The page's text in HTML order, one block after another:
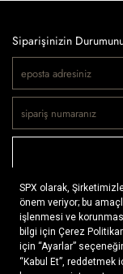
Siparişinizin
Doğaya ve spora
kategorilerde
ekipman ve
buluşmayı mümkün